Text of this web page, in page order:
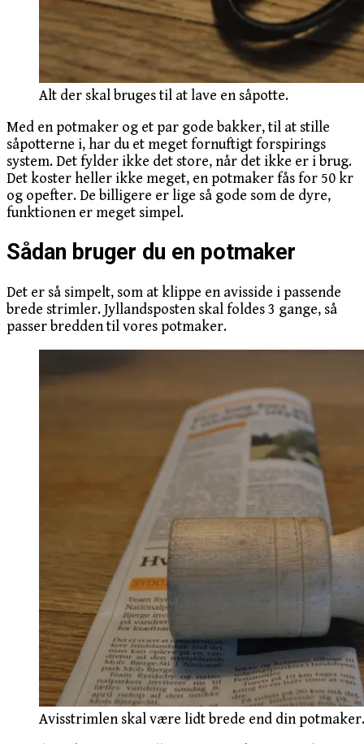
Alt der skal bruges til at lave en såpotte.
Med en potmaker og et par gode bakker, til at stille
såpotterne i, har du et meget fornuftigt forspirings
system. Det fylder ikke det store, når det ikke er i brug.
Det koster heller ikke meget, en potmaker fås for 50 kr
og opefter. De billigere er lige så gode som de dyre,
funktionen er meget simpel.
Sådan bruger du en potmaker
Det er så simpelt, som at klippe en avisside i passende
brede strimler. Jyllandsposten skal foldes 3 gange, så
passer bredden til vores potmaker.
Avisstrimlen skal være lidt brede end din potmaker.